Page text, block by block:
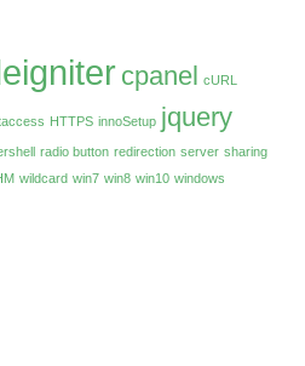
cpanel cURL
HTTPS innoSetup jquery
radio button redirection server sharing
wildcard win7 win8 win10 windows